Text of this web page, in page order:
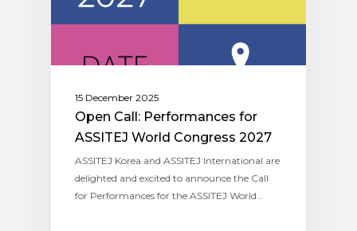
15 December 2025
Open Call: Performances for
ASSITEJ World Congress 2027
ASSITEJ Korea and ASSITEJ International are
delighted and excited to announce the Call
for Performances for the ASSITEJ World…